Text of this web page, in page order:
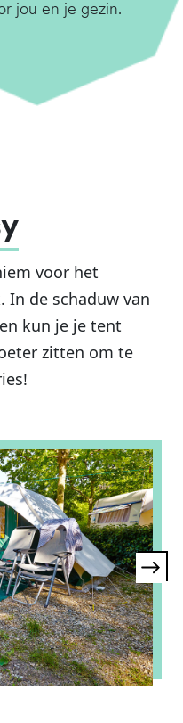
jou en je gezin.
voor het
de schaduw van
kun je je tent
zitten om te